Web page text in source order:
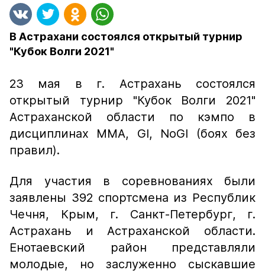
В Астрахани состоялся открытый турнир
"Кубок Волги 2021"
23 мая в г. Астрахань состоялся
открытый турнир "Кубок Волги 2021"
Астраханской области по кэмпо в
дисциплинах ММА, GI, NoGI (боях без
правил).
Для участия в соревнованиях были
заявлены 392 спортсмена из Республик
Чечня, Крым, г. Санкт-Петербург, г.
Астрахань и Астраханской области.
Енотаевский район представляли
молодые, но заслуженно сыскавшие